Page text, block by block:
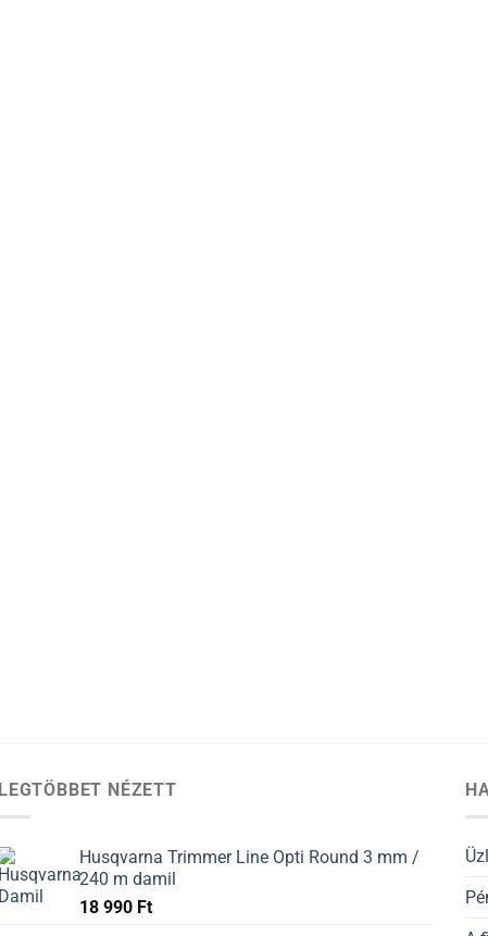
LEGTÖBBET NÉZETT
Husqvarna Trimmer Line Opti Round 3 mm /
240 m damil
18 990 Ft